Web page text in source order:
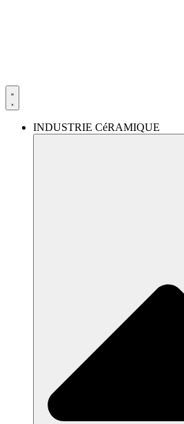
INDUSTRIE CéRAMIQUE